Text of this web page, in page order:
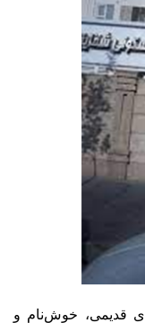
قدیمی، خوش‌نام و